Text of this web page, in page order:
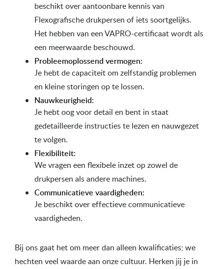
beschikt over aantoonbare kennis van
Flexografische drukpersen of iets soortgelijks.
Het hebben van een VAPRO-certificaat wordt als
een meerwaarde beschouwd.
Probleemoplossend vermogen:
Je hebt de capaciteit om zelfstandig problemen
en kleine storingen op te lossen.
Nauwkeurigheid:
Je hebt oog voor detail en bent in staat
gedetailleerde instructies te lezen en nauwgezet
te volgen.
Flexibiliteit:
We vragen een flexibele inzet op zowel de
drukpersen als andere machines.
Communicatieve vaardigheden:
Je beschikt over effectieve communicatieve
vaardigheden.
Bij ons gaat het om meer dan alleen kwalificaties; we
hechten veel waarde aan onze cultuur. Herken jij je in